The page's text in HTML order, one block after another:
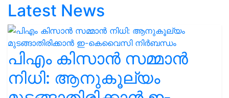
Latest News
പിഎം കിസാൻ സമ്മാൻ
നിധി: ആനുകൂല്യം